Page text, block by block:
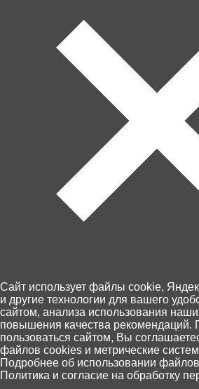
Артикул: 7-48-721/
Товара нет в наличии
Ближайшая дата
Контакты
Доставка и
Магазины
Возврат товара
Персональные
+7 (4012) 92 63
Главная Каталог Корзина
0
Cайт использует файлы cookie,
и другие технологии для вашего
сайтом, анализа использования
повышения качества рекомендаций.
пользоваться сайтом, Вы
файлов cookies и метрические
Подробнее об использовании
Политика и согласие на обработку